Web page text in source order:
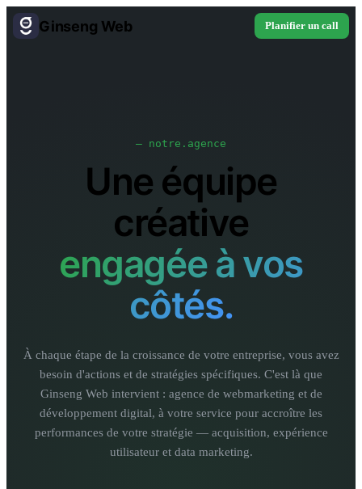
Ginseng Web Planifier un call
— notre.agence
Une équipe
créative
engagée à vos
côtés.
À chaque étape de la croissance de votre entreprise, vous avez
besoin d'actions et de stratégies spécifiques. C'est là que
Ginseng Web intervient : agence de webmarketing et de
développement digital, à votre service pour accroître les
performances de votre stratégie — acquisition, expérience
utilisateur et data marketing.